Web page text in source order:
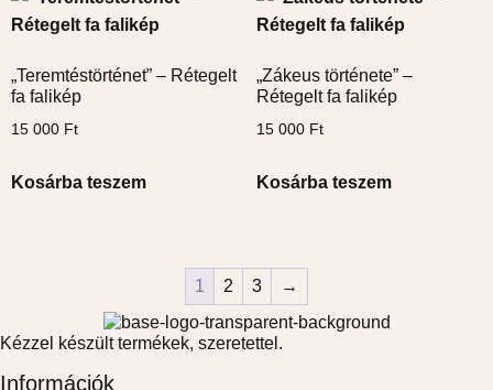
„Teremtéstörténet” – Rétegelt
fa falikép
15 000 Ft
Kosárba teszem
„Zákeus története” –
Rétegelt fa falikép
15 000 Ft
Kosárba teszem
1 2 3 →
Kézzel készült termékek, szeretettel.
Információk